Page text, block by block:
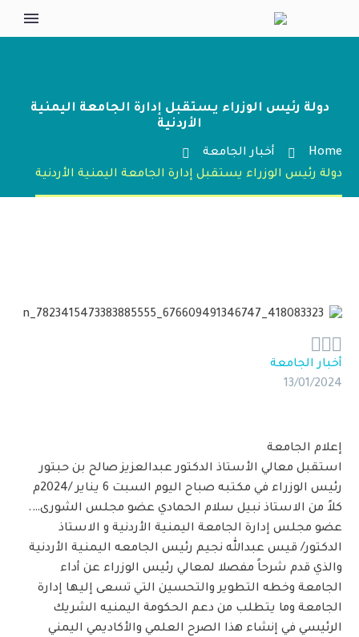
دولة رئيس الوزراء يستقبل إدارة الجامعة اليمنية
الأردنية
Home
أخبار الجامعة
دولة رئيس الوزراء يستقبل إدارة الجامعة اليمنية الأردنية

أخبار الجامعة
13/01/2024
إعلام الجامعة
استقبل معالي الأستاذ الدكتور عبدالعزيز صالح بن حبتور
رئيس الوزراء في مكتبه صباح اليوم السبت 6 يناير /2024م
كلاً من الاستاذ نبيل سلام الحمادي عضو مجلس الشورى….
عضو مجلس إدارة الجامعة اليمنية الأردنية و الاستاذ
الدكتور/ قيس عبدالله نجيم رئيس الجامعه اليمنية الأردنية
والذي قدم شرحاً مفصلا لمعالي رئيس الوزراء عن أداء
الجامعة وخطه التطوير والتحسين التي تسعى إليها إدارة
الجامعة وما يتطلب من دعم الحكومة اليمنيه الشريك
الرئيسي في إنشاء هذا الصرح العلمي والأكاديمي اليمني